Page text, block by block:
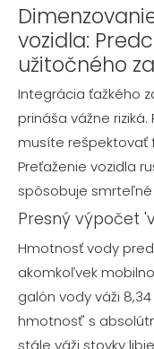
vozidla:
užitočného
Integrácia ťažkého
prináša vážne
musíte rešpektovať
Preťaženie vozidla
spôsobuje
Presný výpočet
Hmotnosť vody
akomkoľvek
galón vody váži
hmotnosť' s
stále váži stovky